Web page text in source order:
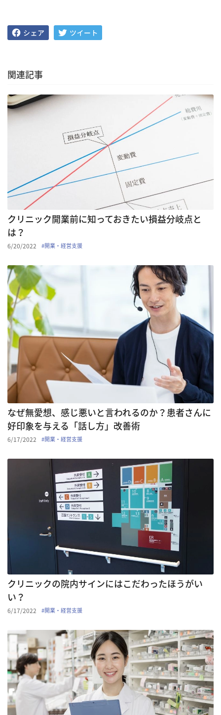
関連記事
クリニック開業前に知っておきたい損益分岐点と
は？
6/20/2022 #開業・経営支援
なぜ無愛想、感じ悪いと言われるのか？患者さんに
好印象を与える「話し方」改善術
6/17/2022 #開業・経営支援
クリニックの院内サインにはこだわったほうがい
い？
6/17/2022 #開業・経営支援